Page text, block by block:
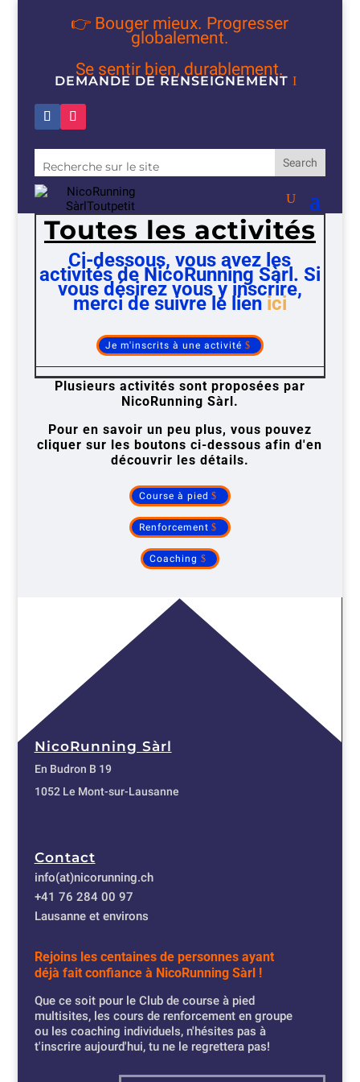
👉 Bouger mieux. Progresser
globalement.
Se sentir bien, durablement.
DEMANDE DE RENSEIGNEMENT
Toutes les activités
Ci-dessous, vous avez les
activités de NicoRunning Sàrl. Si
vous désirez vous y inscrire,
merci de suivre le lienici
Je m'inscrits à une activité
Plusieurs activités sont proposées par
NicoRunning Sàrl.
Pour en savoir un peu plus, vous pouvez
cliquer sur les boutons ci-dessous afin d'en
découvrir les détails.
Course à pied
Renforcement
Coaching
NicoRunning Sàrl
En Budron B 19
1052 Le Mont-sur-Lausanne
Contact
info(at)nicorunning.ch
+41 76 284 00 97
Lausanne et environs
Rejoins les centaines de personnes ayant
déjà fait confiance à NicoRunning Sàrl !
Que ce soit pour le Club de course à pied
multisites, les cours de renforcement en groupe
ou les coaching individuels, n'hésites pas à
t'inscrire aujourd'hui, tu ne le regrettera pas!